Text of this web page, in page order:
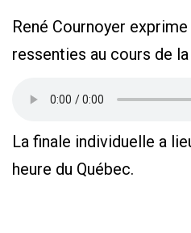
René Cournoyer
ressenties au cours de
La finale individuelle a
heure du Québec.